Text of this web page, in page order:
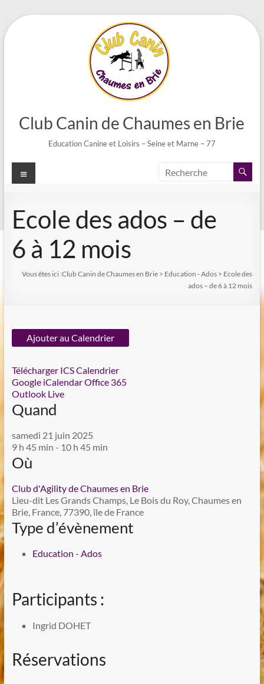
Aller
au
Club Canin de Chaumes en Brie
Education Canine et Loisirs – Seine et Marne – 77
Menu
Ecole des ados – de
6 à 12 mois
Vous êtes ici :Club Canin de Chaumes en Brie > Education - Ados > Ecole des
ados – de 6 à 12 mois
Ajouter au Calendrier
Télécharger ICSCalendrier
Google iCalendarOffice 365
Outlook Live
Quand
samedi 21 juin 2025
9 h 45 min - 10 h 45 min
Où
Club d'Agility de Chaumes en Brie
Lieu-dit Les Grands Champs, Le Bois du Roy, Chaumes en
Brie, France, 77390, île de France
Type d’évènement
Education - Ados
Participants :
Ingrid DOHET
Réservations